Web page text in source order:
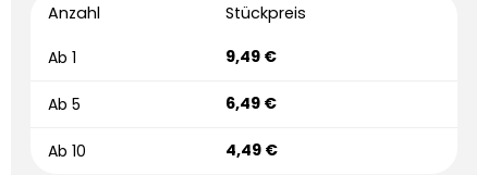
Anzahl Stückpreis
Ab 1 9,49 €
Ab 5 6,49 €
Ab 10 4,49 €